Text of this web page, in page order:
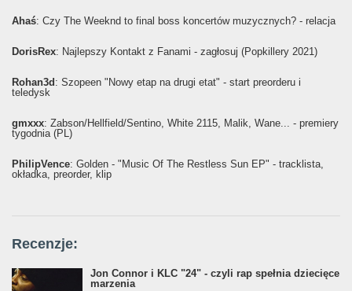
Ahaś: Czy The Weeknd to final boss koncertów muzycznych? - relacja
DorisRex: Najlepszy Kontakt z Fanami - zagłosuj (Popkillery 2021)
Rohan3d : Szopeen "Nowy etap na drugi etat" - start preorderu i
teledysk
gmxxx: Żabson/Hellfield/Sentino, White 2115, Malik, Wane... - premiery
tygodnia (PL)
PhilipVence: Golden - "Music Of The Restless Sun EP" - tracklista,
okładka, preorder, klip
Recenzje:
Jon Connor i KLC "24" - czyli rap spełnia dziecięce
marzenia